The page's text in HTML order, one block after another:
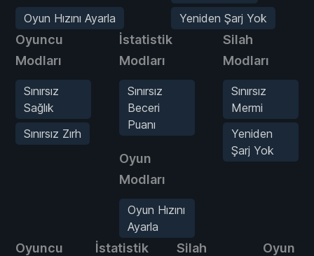
Oyun Hızını Ayarla
Yeniden Şarj Yok
Oyuncu
Modları
Sınırsız
Sağlık
Sınırsız Zırh
İstatistik
Modları
Sınırsız
Beceri
Puanı
Oyun
Modları
Oyun Hızını
Ayarla
Silah
Modları
Sınırsız
Mermi
Yeniden
Şarj Yok
Oyuncu
İstatistik
Silah
Oyun